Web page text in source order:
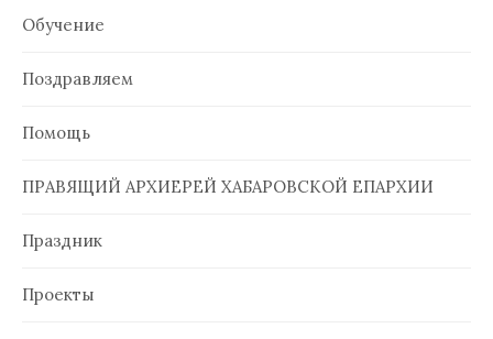
Обучение
Поздравляем
Помощь
ПРАВЯЩИЙ АРХИЕРЕЙ ХАБАРОВСКОЙ ЕПАРХИИ
Праздник
Проекты